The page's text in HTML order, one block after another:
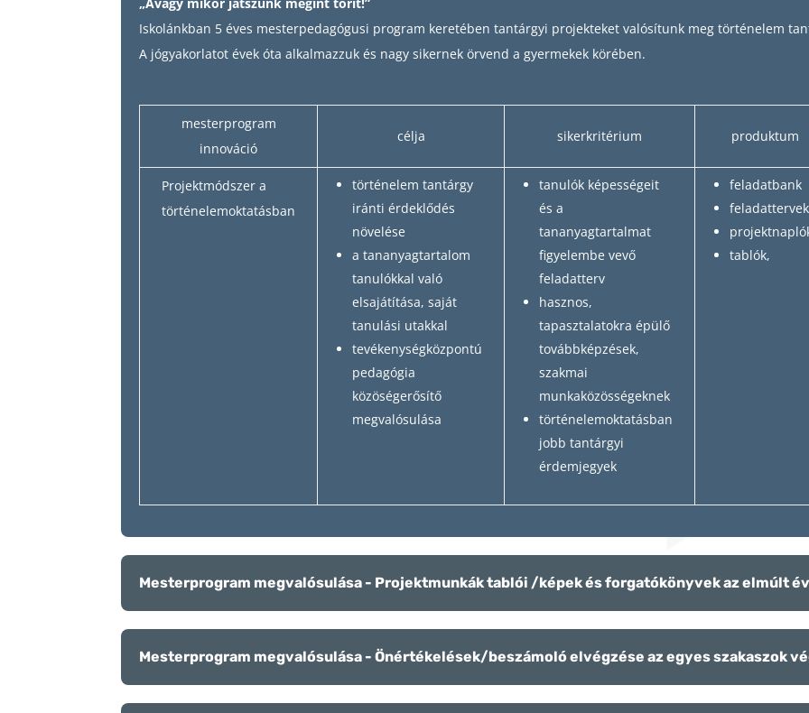
„Avagy mikor játszunk megint törit!”
Iskolánkban 5 éves mesterpedagógusi program keretében tantárgyi projekteket valósítunk meg történelem
A jógyakorlatot évek óta alkalmazzuk és nagy sikernek örvend a gyermekek körében.
mesterprogram
innováció
célja sikerkritérium produktum
Projektmódszer a
történelemoktatásban
történelem tantárgy
iránti érdeklődés
növelése
a tananyagtartalom
tanulókkal való
elsajátítása, saját
tanulási utakkal
tevékenységközpontú
pedagógia
közöségerősítő
megvalósulása
tanulók képességeit
és a
tananyagtartalmat
figyelembe vevő
feladatterv
hasznos,
tapasztalatokra épülő
továbbképzések,
szakmai
munkaközösségeknek
történelemoktatásban
jobb tantárgyi
érdemjegyek
feladatbank
feladattervek
tablók,
Mesterprogram megvalósulása - Projektmunkák tablói /képek és forgatókönyvek az elmúlt
Mesterprogram megvalósulása - Önértékelések/beszámoló elvégzése az egyes szakaszok